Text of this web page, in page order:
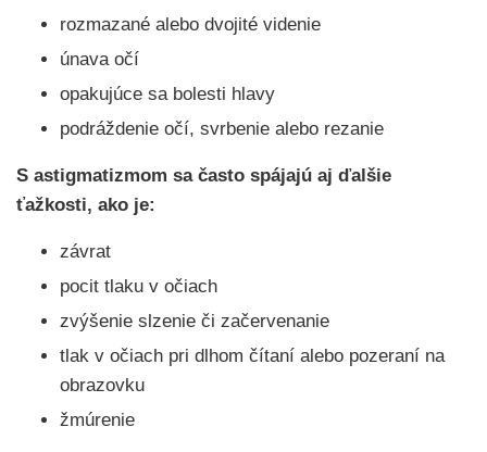
rozmazané alebo dvojité videnie
únava očí
opakujúce sa bolesti hlavy
podráždenie očí, svrbenie alebo rezanie
S astigmatizmom sa často spájajú aj ďalšie
ťažkosti, ako je:
závrat
pocit tlaku v očiach
zvýšenie slzenie či začervenanie
tlak v očiach pri dlhom čítaní alebo pozeraní na
obrazovku
žmúrenie